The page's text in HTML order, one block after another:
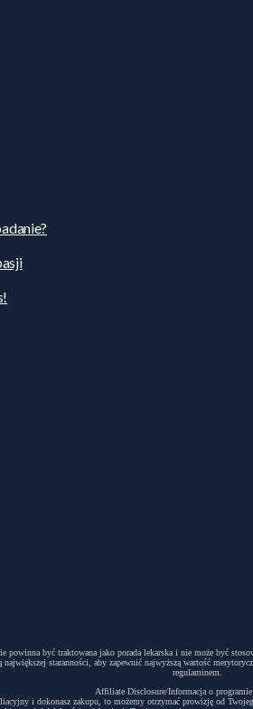
powinna być traktowana jako porada lekarska i nie może być
staranności, aby zapewnić najwyższą wartość
regulaminem.
Affiliate Disclosure/Informacja o
i dokonasz zakupu, to możemy otrzymać prowizję od